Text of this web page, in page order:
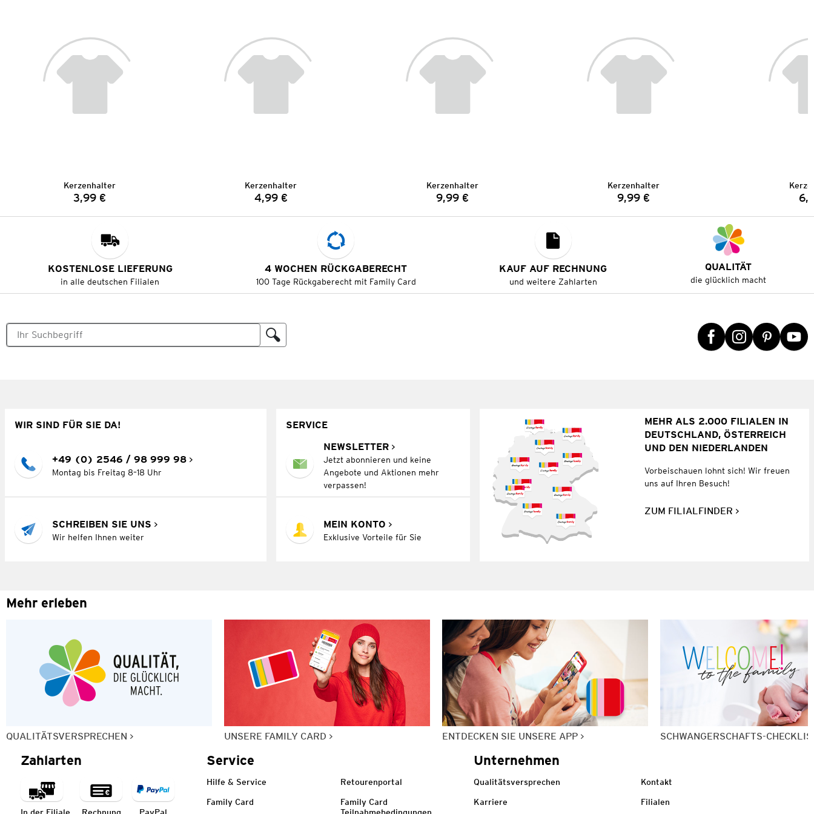
Kerzenhalter
Preis:
3,99 €
Kerzenhalter
Preis:
4,99 €
Kerzenhalter
Preis:
9,99 €
Kerzenhalter
Preis:
9,99 €
KOSTENLOSE LIEFERUNG
in alle deutschen Filialen
4 WOCHEN RÜCKGABERECHT
100 Tage Rückgaberecht mit Family Card
KAUF AUF RECHNUNG
und weitere Zahlarten
QUALITÄT
die glücklich macht
WIR SIND FÜR SIE DA!
+49 (0) 2546 / 98 999 98
Montag bis Freitag 8–18 Uhr
SCHREIBEN SIE UNS
Wir helfen Ihnen weiter
SERVICE
NEWSLETTER
Jetzt abonnieren und keine
Angebote und Aktionen mehr
verpassen!
MEIN KONTO
Exklusive Vorteile für Sie
MEHR ALS 2.000 FILIALEN IN
DEUTSCHLAND, ÖSTERREICH
UND DEN NIEDERLANDEN
Vorbeischauen lohnt sich! Wir freuen
uns auf Ihren Besuch!
ZUM FILIALFINDER
Mehr erleben
QUALITÄTSVERSPRECHEN UNSERE FAMILY CARD ENTDECKEN SIE UNSERE APP SCHWANGERSCHAFTS-
Zahlarten Service
Hilfe & Service Retourenportal
Family Card
Family Card
Unternehmen
Qualitätsversprechen Kontakt
Karriere Filialen